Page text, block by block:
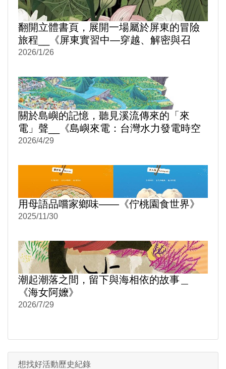
翻開立體書頁，展開一場屬於屏東的冒險
旅程__《屏東實習中—穿越、解密與召
喚》
2026/1/26
關於島嶼的記憶，聽見溪流傳來的「來
電」聲__《島嶼來電：台灣水力發電時空
旅讀》
2026/4/29
用母語品嚐家鄉味——《佇桃園食世界》
2025/11/30
潮起潮落之間，留下與海相依的故事＿
《海女阿嬤》
2026/7/29
想找好活動歷史紀錄